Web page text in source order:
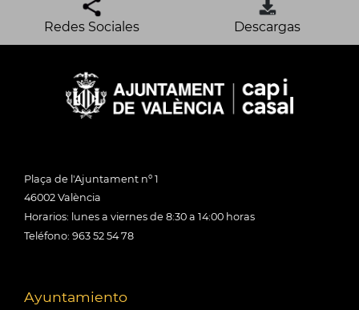
Redes Sociales Descargas
Plaça de l'Ajuntament nº 1
46002 València
Horarios: lunes a viernes de 8:30 a 14:00 horas
Teléfono: 963 52 54 78
Ayuntamiento